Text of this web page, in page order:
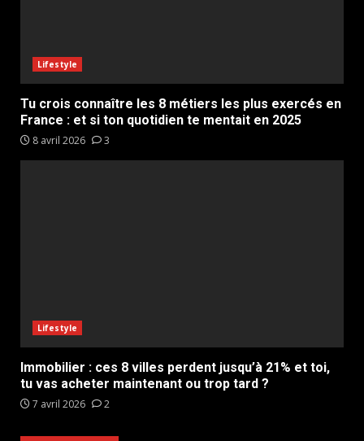
Lifestyle
Tu crois connaître les 8 métiers les plus exercés en
France : et si ton quotidien te mentait en 2025
8 avril 2026 3
Lifestyle
Immobilier : ces 8 villes perdent jusqu’à 21% et toi,
tu vas acheter maintenant ou trop tard ?
7 avril 2026 2